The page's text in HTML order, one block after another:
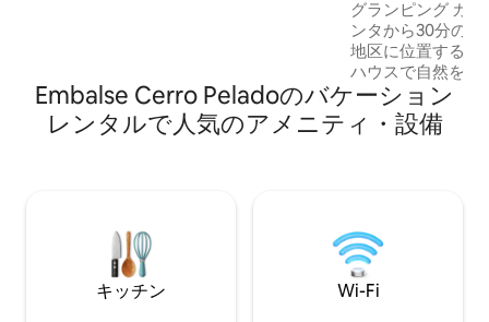
グランピング カラムチタのヴィラ・ヤカ
ンタから30分の
地区に位置する
ハウスで自然を満
のままの美しい野
て利用されてい
いくつかあり、豊
行けます。
Embalse Cerro Peladoのバケーション
レンタルで人気のアメニティ・設備
キッチン Wi-Fi